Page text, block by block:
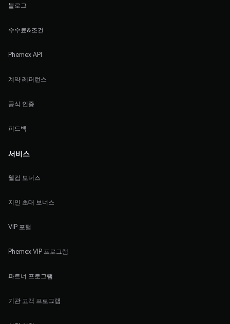
블로그
수수료&조건
Phemex API
계약 레퍼런스
공식 인증
피드백
서비스
웰컴 보너스
지인 초대 보너스
VIP 포털
Phemex VIP 프로그램
파트너 프로그램
기관 고객 프로그램